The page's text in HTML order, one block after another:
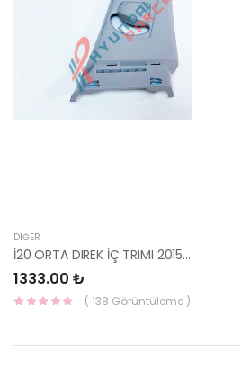
DIĞER
İ20 ORTA DIREK İÇ TRIMI 2015- 85840-C8150TTX-HMC
1333.00 ₺
( 138 Görüntüleme )